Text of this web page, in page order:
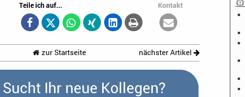
Teile ich auf... Kontakt
zur Startseite nächster Artikel